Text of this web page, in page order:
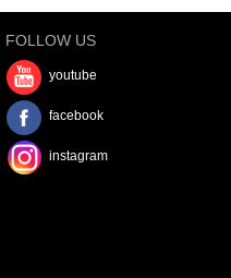
FOLLOW US
youtube
facebook
instagram